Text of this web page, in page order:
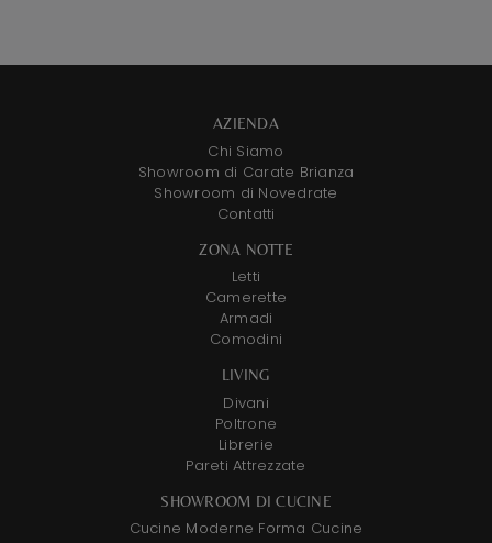
SHOWROOM DI CUCINE
Cucine Moderne Forma Cucine
LIVING
Divani
Poltrone
Librerie
Pareti Attrezzate
ZONA NOTTE
Letti
Camerette
Armadi
Comodini
AZIENDA
Chi Siamo
Showroom di Carate Brianza
Showroom di Novedrate
Contatti